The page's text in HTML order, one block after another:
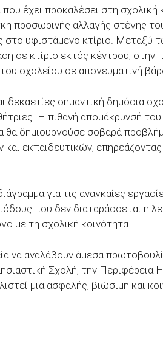
έχει προκαλέσει στη σχολική
προσωρινής αλλαγής στέγης
στο υφιστάμενο κτίριο. Μεταξύ
σε κτίριο εκτός κέντρου, στην
σχολείου σε απογευματινή
σημαντική δημόσια
Η πιθανή απομάκρυνσή
θα δημιουργούσε σοβαρά
εκπαιδευτικών,
για τις αναγκαίες
που δεν διαταράσσεται η
με τη σχολική κοινότητα.
να αναλάβουν άμεσα
Σχολή, την Περιφέρεια
μια ασφαλής, βιώσιμη και